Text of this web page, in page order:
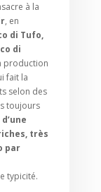
à la
, en
di Tufo,
di
production
fait la
selon des
toujours
très
par
typicité.